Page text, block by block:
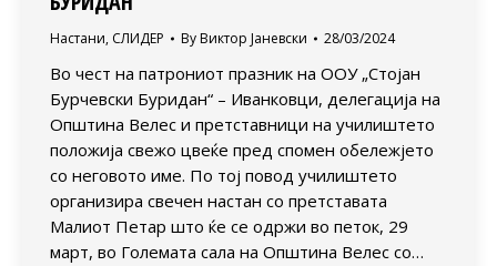
Настани, СЛИДЕР By Виктор Јаневски 28/03/2024
Во чест на патрониот празник на ООУ „Стојан
Бурчевски Буридан“ – Иванковци, делегација на
Општина Велес и претставници на училиштето
положија свежо цвеќе пред спомен обележјето
со неговото име. По тој повод училиштето
организира свечен настан со претставата
Малиот Петар што ќе се одржи во петок, 29
март, во Големата сала на Општина Велес со…